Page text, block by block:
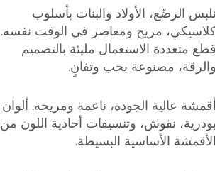
نلبس الرضّع، الأولاد والبنات بأسلوب
مريح ومعاصر في الوقت نفسه.
قطع متعددة الاستعمال مليئة بالتصميم
والرقة، مصنوعة بحب وتفانٍ.
أقمشة عالية الجودة، ناعمة ومريحة. ألوان
بودرية، نقوش، وتنسيقات أحادية اللون من
الأقمشة الأساسية البسيطة.